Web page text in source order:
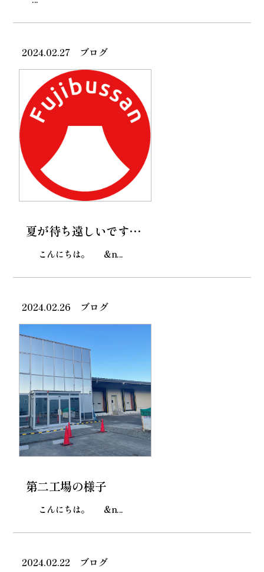
夏が待ち遠しいです…
こんにちは。 &n...
2024.02.27 ブログ
第二工場の様子
こんにちは。 &n...
2024.02.26 ブログ
2024.02.22 ブログ